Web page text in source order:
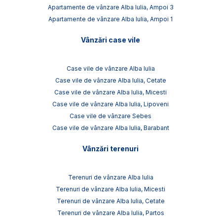
Apartamente de vânzare Alba Iulia, Ampoi 3
Apartamente de vânzare Alba Iulia, Ampoi 1
Vânzări case vile
Case vile de vânzare Alba Iulia
Case vile de vânzare Alba Iulia, Cetate
Case vile de vânzare Alba Iulia, Micesti
Case vile de vânzare Alba Iulia, Lipoveni
Case vile de vânzare Sebes
Case vile de vânzare Alba Iulia, Barabant
Vânzări terenuri
Terenuri de vânzare Alba Iulia
Terenuri de vânzare Alba Iulia, Micesti
Terenuri de vânzare Alba Iulia, Cetate
Terenuri de vânzare Alba Iulia, Partos